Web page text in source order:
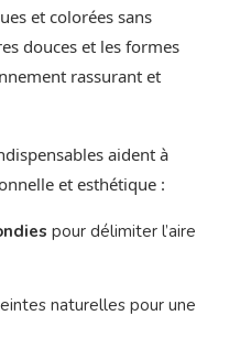
et colorées sans
douces et les formes
rassurant et
aident à
et esthétique :
pour délimiter l’aire
naturelles pour une